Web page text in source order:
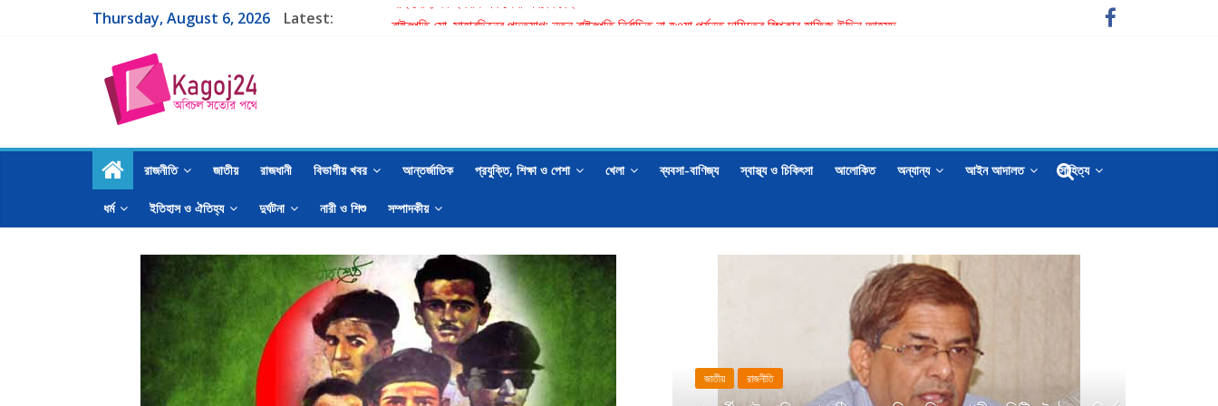
Thursday, August 6, 2026 Latest:
শাহ মোহাম্মদ ইমরান এর লেখা- বিচার চাই
রাজনীতি জাতীয় রাজধানী বিভাগীয় খবর আন্তর্জাতিক প্রযুক্তি, শিক্ষা ও পেশা খেলা ব্যবসা-বাণিজ্য স্বাস্থ্য ও চিকিৎসা আলোকিত অন্যান্য আইন আদালত সাহিত্য
ধর্ম ইতিহাস ও ঐতিহ্য দুর্ঘটনা নারী ও শিশু সম্পাদকীয়
জাতীয় রাজনীতি